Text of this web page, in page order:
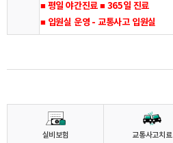
■ 평일 야간진료■ 365일 진료
■ 입원실 운영 - 교통사고 입원실
실비보험 교통사고치료